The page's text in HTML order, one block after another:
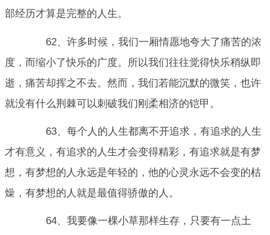
部经历才算是完整的人生。
62、许多时候，我们一厢情愿地夸大了痛苦的浓
度，而缩小了快乐的广度。所以我们往往觉得快乐稍纵即
逝，痛苦却挥之不去。然而，我们若能沉默的微笑，也许
就没有什么荆棘可以刺破我们刚柔相济的铠甲。
63、每个人的人生都离不开追求，有追求的人生
才有意义，有追求的人生才会变得精彩，有追求就是有梦
想，有梦想的人永远是年轻的，他的心灵永远不会变的枯
燥，有梦想的人就是最值得骄傲的人。
64、我要像一棵小草那样生存，只要有一点土